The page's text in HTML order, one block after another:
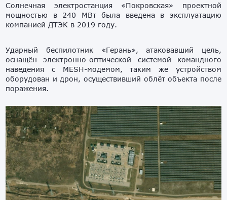
Солнечная электростанция «Покровская» проектной
мощностью в 240 МВт была введена в эксплуатацию
компанией ДТЭК в 2019 году.
Ударный беспилотник «Герань», атаковавший цель,
оснащён электронно-оптической системой командного
наведения с MESH-модемом, таким же устройством
оборудован и дрон, осуществивший облёт объекта после
поражения.